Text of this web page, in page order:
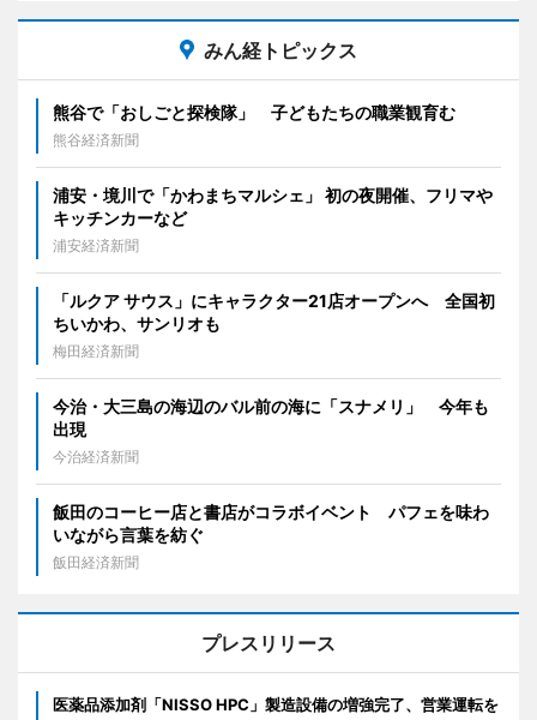
みん経トピックス
熊谷で「おしごと探検隊」 子どもたちの職業観育む
熊谷経済新聞
浦安・境川で「かわまちマルシェ」 初の夜開催、フリマや
キッチンカーなど
浦安経済新聞
「ルクア サウス」にキャラクター21店オープンへ 全国初
ちいかわ、サンリオも
梅田経済新聞
今治・大三島の海辺のバル前の海に「スナメリ」 今年も
出現
今治経済新聞
飯田のコーヒー店と書店がコラボイベント パフェを味わ
いながら言葉を紡ぐ
飯田経済新聞
プレスリリース
医薬品添加剤「NISSO HPC」製造設備の増強完了、営業運転を